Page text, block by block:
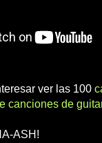
ver las 100
canciones de
ASH!